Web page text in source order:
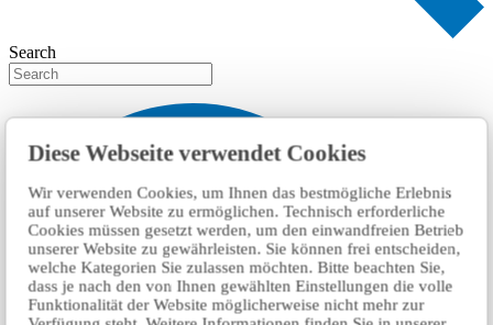
Diese Webseite verwendet Cookies
Wir verwenden Cookies, um Ihnen das bestmögliche Erlebnis
auf unserer Website zu ermöglichen. Technisch erforderliche
Cookies müssen gesetzt werden, um den einwandfreien Betrieb
unserer Website zu gewährleisten. Sie können frei entscheiden,
welche Kategorien Sie zulassen möchten. Bitte beachten Sie,
dass je nach den von Ihnen gewählten Einstellungen die volle
Funktionalität der Website möglicherweise nicht mehr zur
Search